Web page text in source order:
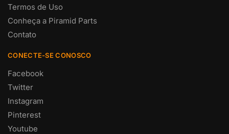
Termos de Uso
Conheça a Piramid Parts
Contato
CONECTE-SE CONOSCO
Facebook
Twitter
Instagram
Pinterest
Youtube